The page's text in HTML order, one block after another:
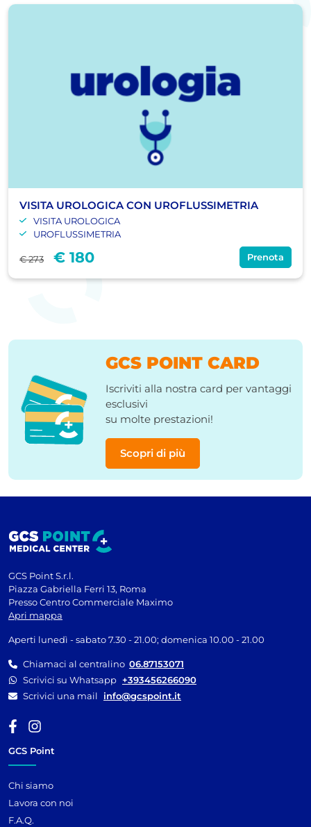
VISITA UROLOGICA CON UROFLUSSIMETRIA
VISITA UROLOGICA
UROFLUSSIMETRIA
€ 273 € 180 Prenota
GCS POINT CARD
Iscriviti alla nostra card per vantaggi
esclusivi
su molte prestazioni!
Scopri di più
GCS Point S.r.l.
Piazza Gabriella Ferri 13, Roma
Presso Centro Commerciale Maximo
Apri mappa
Aperti lunedì - sabato 7.30 - 21.00; domenica 10.00 - 21.00
Chiamaci al centralino 06.87153071
Scrivici su Whatsapp +393456266090
Scrivici una mail
info@gcspoint.it
GCS Point
Chi siamo
Lavora con noi
F.A.Q.